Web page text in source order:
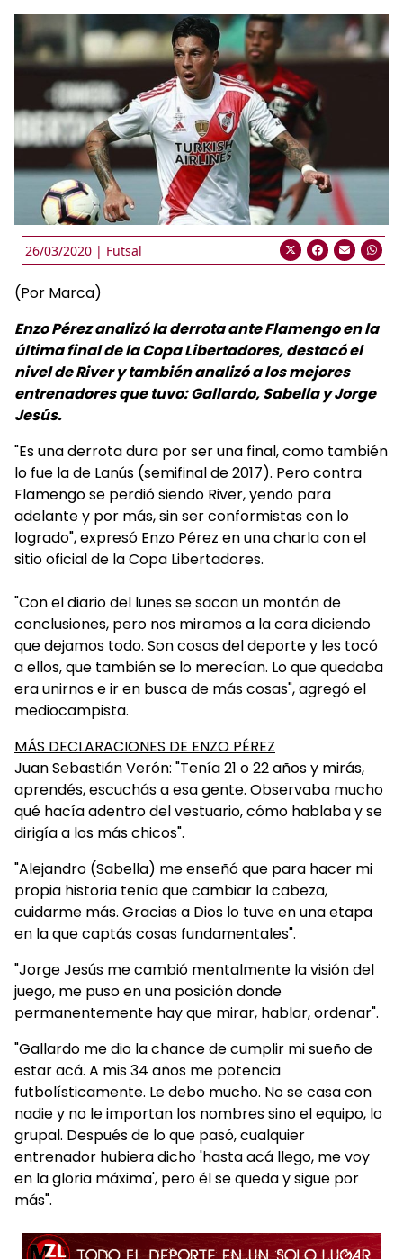
26/03/2020 | Futsal
(Por Marca)
Enzo Pérez analizó la derrota ante Flamengo en la
última final de la Copa Libertadores, destacó el
nivel de River y también analizó a los mejores
entrenadores que tuvo: Gallardo, Sabella y Jorge
Jesús.
"Es una derrota dura por ser una final, como también
lo fue la de Lanús (semifinal de 2017). Pero contra
Flamengo se perdió siendo River, yendo para
adelante y por más, sin ser conformistas con lo
logrado", expresó Enzo Pérez en una charla con el
sitio oficial de la Copa Libertadores.
"Con el diario del lunes se sacan un montón de
conclusiones, pero nos miramos a la cara diciendo
que dejamos todo. Son cosas del deporte y les tocó
a ellos, que también se lo merecían. Lo que quedaba
era unirnos e ir en busca de más cosas", agregó el
mediocampista.
MÁS DECLARACIONES DE ENZO PÉREZ
Juan Sebastián Verón: "Tenía 21 o 22 años y mirás,
aprendés, escuchás a esa gente. Observaba mucho
qué hacía adentro del vestuario, cómo hablaba y se
dirigía a los más chicos".
"Alejandro (Sabella) me enseñó que para hacer mi
propia historia tenía que cambiar la cabeza,
cuidarme más. Gracias a Dios lo tuve en una etapa
en la que captás cosas fundamentales".
"Jorge Jesús me cambió mentalmente la visión del
juego, me puso en una posición donde
permanentemente hay que mirar, hablar, ordenar".
"Gallardo me dio la chance de cumplir mi sueño de
estar acá. A mis 34 años me potencia
futbolísticamente. Le debo mucho. No se casa con
nadie y no le importan los nombres sino el equipo, lo
grupal. Después de lo que pasó, cualquier
entrenador hubiera dicho 'hasta acá llego, me voy
en la gloria máxima', pero él se queda y sigue por
más".